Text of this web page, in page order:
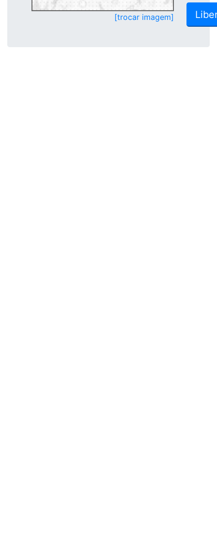
[trocar imagem]